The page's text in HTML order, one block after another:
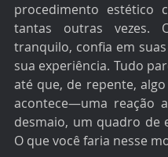
procedimento estético
tantas outras vezes.
tranquilo, confia em
sua experiência. Tudo
até que, de repente,
acontece—uma reação
desmaio, um quadro de
O que você faria nesse